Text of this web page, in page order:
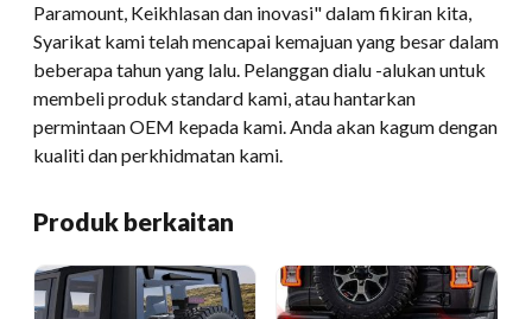
Paramount, Keikhlasan dan inovasi" dalam fikiran kita,
Syarikat kami telah mencapai kemajuan yang besar dalam
beberapa tahun yang lalu. Pelanggan dialu -alukan untuk
membeli produk standard kami, atau hantarkan
permintaan OEM kepada kami. Anda akan kagum dengan
kualiti dan perkhidmatan kami.
Produk berkaitan